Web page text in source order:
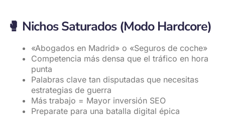
🥊 Nichos Saturados (Modo Hardcore)
«Abogados en Madrid» o «Seguros de coche»
Competencia más densa que el tráfico en hora
punta
Palabras clave tan disputadas que necesitas
estrategias de guerra
Más trabajo = Mayor inversión SEO
Preparate para una batalla digital épica